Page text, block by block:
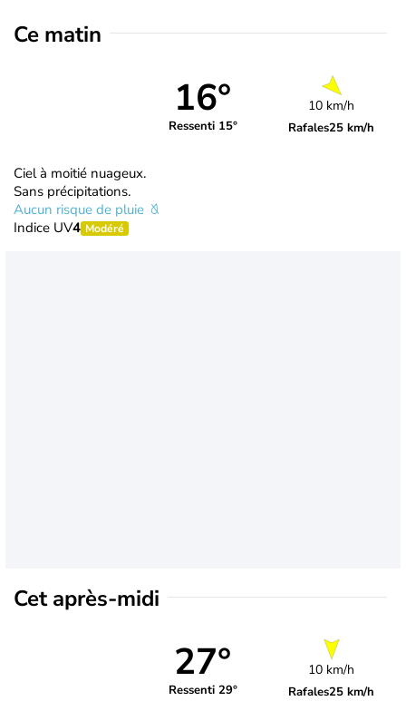
Ce matin
16°
Ressenti 15°
10 km/h
Rafales25 km/h
Ciel à moitié nuageux.
Sans précipitations.
Aucun risque de pluie
Indice UV4 Modéré
Cet après-midi
27°
Ressenti 29°
10 km/h
Rafales25 km/h